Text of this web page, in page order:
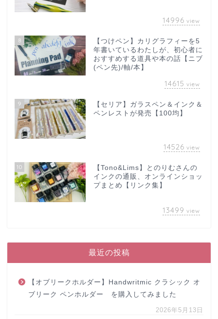
14996 view
8
【つけペン】カリグラフィーを5
年書いているわたしが、初心者に
おすすめする道具や本の話【ニブ
(ペン先)/軸/本】
14615 view
9
【セリア】ガラスペン＆インク＆
ペンレストが発売【100均】
14526 view
10
【Tono&Lims】とのりむさんの
インクの通販、オンラインショッ
プまとめ【リンク集】
13499 view
最近の投稿
【オブリークホルダー】Handwritmic クラシック オ
ブリーク ペンホルダー を購入してみました
2026年5月13日